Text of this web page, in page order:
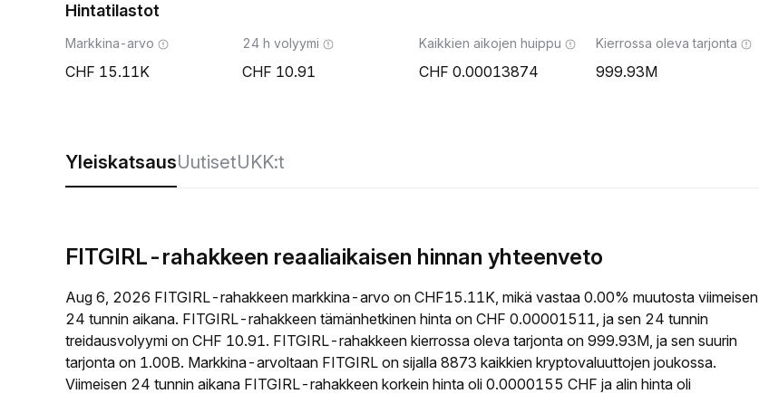
Hintatilastot
Markkina-arvo
15.11K
24 h volyymi
10.91
Kaikkien aikojen huippu
0.00013874
Kierrossa oleva tarjonta
999.93M
YleiskatsausUutisetUKK:t
FITGIRL-rahakkeen reaaliaikaisen hinnan yhteenveto
Aug 6, 2026 FITGIRL-rahakkeen markkina-arvo on CHF15.11K, mikä vastaa 0.00% muutosta viimeisen
24 tunnin aikana. FITGIRL-rahakkeen tämänhetkinen hinta on CHF 0.00001511, ja sen 24 tunnin
treidausvolyymi on CHF 10.91. FITGIRL-rahakkeen kierrossa oleva tarjonta on 999.93M, ja sen suurin
tarjonta on 1.00B. Markkina-arvoltaan FITGIRL on sijalla 8873 kaikkien kryptovaluuttojen joukossa.
Viimeisen 24 tunnin aikana FITGIRL-rahakkeen korkein hinta oli 0.0000155 CHF ja alin hinta oli